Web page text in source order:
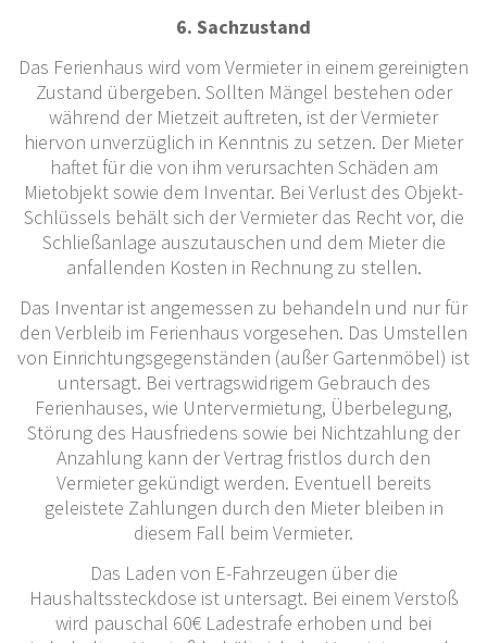
6. Sachzustand
Das Ferienhaus wird vom Vermieter in einem gereinigten
Zustand übergeben. Sollten Mängel bestehen oder
während der Mietzeit auftreten, ist der Vermieter
hiervon unverzüglich in Kenntnis zu setzen. Der Mieter
haftet für die von ihm verursachten Schäden am
Mietobjekt sowie dem Inventar. Bei Verlust des Objekt-
Schlüssels behält sich der Vermieter das Recht vor, die
Schließanlage auszutauschen und dem Mieter die
anfallenden Kosten in Rechnung zu stellen.
Das Inventar ist angemessen zu behandeln und nur für
den Verbleib im Ferienhaus vorgesehen. Das Umstellen
von Einrichtungsgegenständen (außer Gartenmöbel) ist
untersagt. Bei vertragswidrigem Gebrauch des
Ferienhauses, wie Untervermietung, Überbelegung,
Störung des Hausfriedens sowie bei Nichtzahlung der
Anzahlung kann der Vertrag fristlos durch den
Vermieter gekündigt werden. Eventuell bereits
geleistete Zahlungen durch den Mieter bleiben in
diesem Fall beim Vermieter.
Das Laden von E-Fahrzeugen über die
Haushaltssteckdose ist untersagt. Bei einem Verstoß
wird pauschal 60€ Ladestrafe erhoben und bei